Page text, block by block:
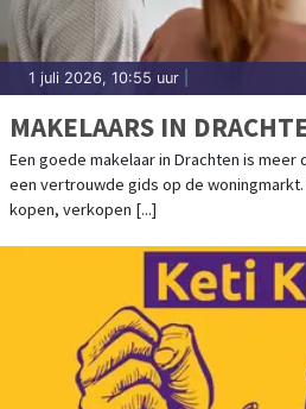
1 juli 2026, 10:55 uur
MAKELAARS IN
Een goede makelaar in Drachten is
een vertrouwde gids op de
kopen, verkopen [...]